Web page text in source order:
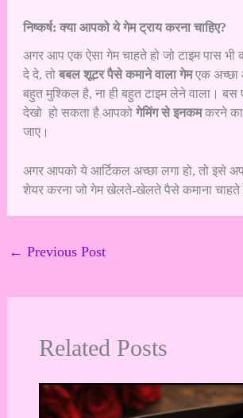
निष्कर्ष: क्या आपको ये गेम ट्राय करना चाहिए?
अगर आप एक ऐसा गेम चाहते हो जो टाइम पास
दे दे, तो बबल शूटर पैसे कमाने वाला गेमएक अच्छा
बहुत मुश्किल है, ना ही बहुत टाइम लेने वाला। बस
देखो हो सकता है आपको गेमिंग से इनकमकरने का
जाए।
अगर आपको ये आर्टिकल अच्छा लगा हो, तो इसे
शेयर करना जो गेम खेलते-खेलते पैसे कमाना चाहते
← Previous Post
Related Posts